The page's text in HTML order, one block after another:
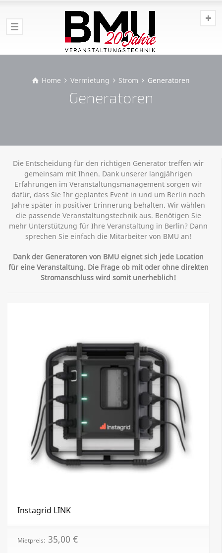
Home Vermietung Strom Generatoren
Generatoren
Die Entscheidung für den richtigen Generator treffen wir
gemeinsam mit Ihnen. Dank unserer langjährigen
Erfahrungen im Veranstaltungsmanagement sorgen wir
dafür, dass Sie Ihr geplantes Event in und um Berlin noch
Jahre später in positiver Erinnerung behalten. Wir wählen
die passende Veranstaltungstechnik aus. Benötigen Sie
mehr Unterstützung für Ihre Veranstaltung in Berlin? Dann
sprechen Sie einfach die Mitarbeiter von BMU an!
Dank der Generatoren von BMU eignet sich jede Location
für eine Veranstaltung. Die Frage ob mit oder ohne direkten
Stromanschluss wird somit unerheblich!
Instagrid LINK
Mietpreis: 35,00 €